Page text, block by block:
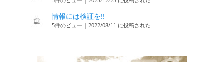
情報には検証を!!
5件のビュー | 2022/08/11 に投稿された